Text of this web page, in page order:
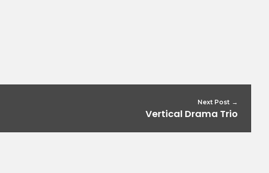
Next Post
Vertical Drama Trio